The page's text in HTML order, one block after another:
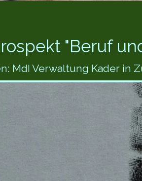
"Beruf
MdI Verwaltung Kader in